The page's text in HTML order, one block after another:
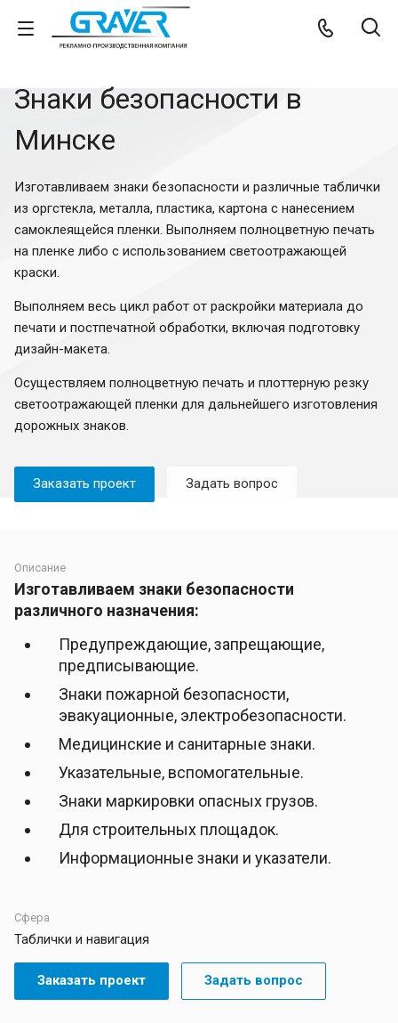
Знаки безопасности в
Минске
Изготавливаем знаки безопасности и различные таблички
из оргстекла, металла, пластика, картона с нанесением
самоклеящейся пленки. Выполняем полноцветную печать
на пленке либо с использованием светоотражающей
краски.
Выполняем весь цикл работ от раскройки материала до
печати и постпечатной обработки, включая подготовку
дизайн-макета.
Осуществляем полноцветную печать и плоттерную резку
светоотражающей пленки для дальнейшего изготовления
дорожных знаков.
Заказать проект Задать вопрос
Описание
Изготавливаем знаки безопасности
различного назначения:
Предупреждающие, запрещающие,
предписывающие.
Знаки пожарной безопасности,
эвакуационные, электробезопасности.
Медицинские и санитарные знаки.
Указательные, вспомогательные.
Знаки маркировки опасных грузов.
Для строительных площадок.
Информационные знаки и указатели.
Сфера
Таблички и навигация
Заказать проект Задать вопрос